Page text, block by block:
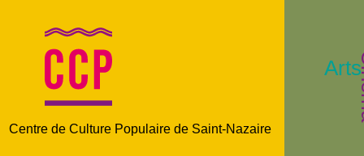
Centre de Culture Populaire de Saint-Nazaire